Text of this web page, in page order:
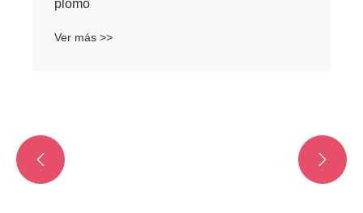
plomo
Ver más >>
 